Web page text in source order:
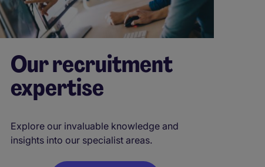
Our recruitment
expertise
Explore our invaluable knowledge and
insights into our specialist areas.